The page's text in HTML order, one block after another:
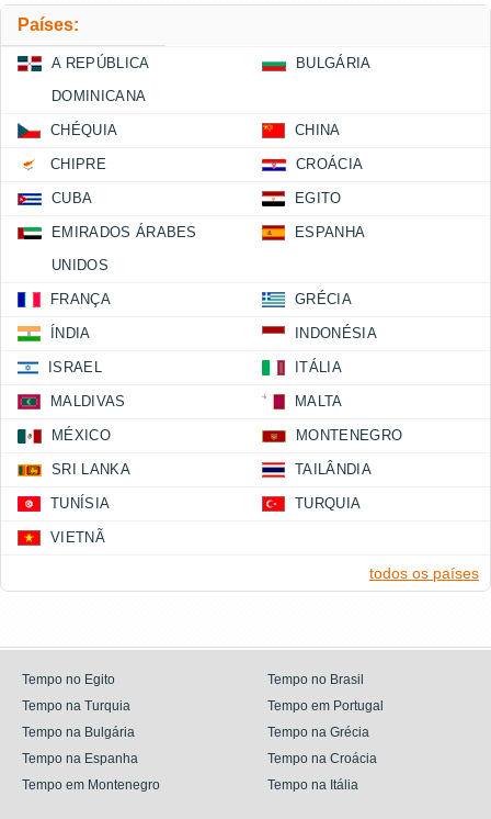
Países:
A REPÚBLICA
DOMINICANA
BULGÁRIA
CHÉQUIA CHINA
CHIPRE CROÁCIA
CUBA EGITO
EMIRADOS ÁRABES
UNIDOS
ESPANHA
FRANÇA GRÉCIA
ÍNDIA INDONÉSIA
ISRAEL ITÁLIA
MALDIVAS MALTA
MÉXICO MONTENEGRO
SRI LANKA TAILÂNDIA
TUNÍSIA TURQUIA
VIETNÃ
todos os países
Tempo no Egito
Tempo no Brasil
Tempo na Turquia
Tempo em Portugal
Tempo na Bulgária
Tempo na Grécia
Tempo na Espanha
Tempo na Croácia
Tempo em Montenegro
Tempo na Itália